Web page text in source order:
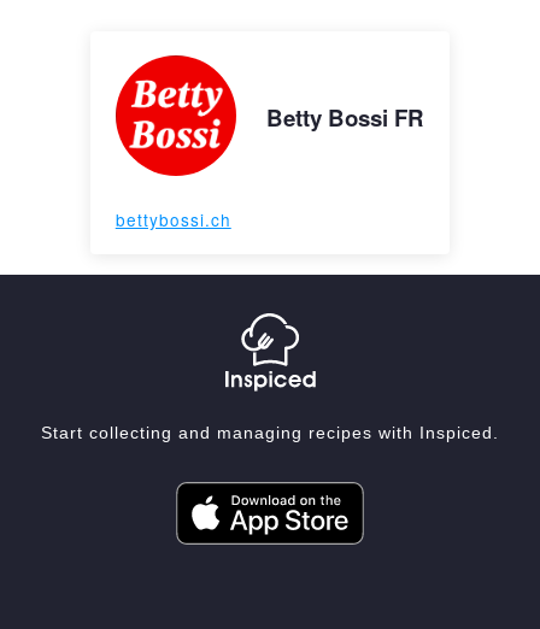
Betty Bossi FR
bettybossi.ch
Start collecting and managing recipes with Inspiced.